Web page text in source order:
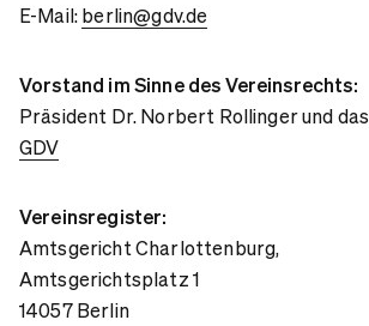
E-Mail:berlin@gdv.de
Vorstand im Sinne des Vereinsrechts:
Präsident Dr. Norbert Rollinger und das
GDV
Vereinsregister:
Amtsgericht Charlottenburg,
Amtsgerichtsplatz 1
14057 Berlin